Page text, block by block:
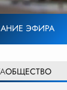
ЭФИРА
ОБЩЕСТВО